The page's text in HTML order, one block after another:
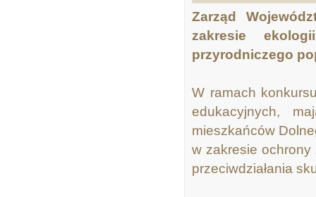
Zarząd
zakresie
przyrodniczego
W ramach
edukacyjnych,
mieszkańców
w zakresie
przeciwdziałania